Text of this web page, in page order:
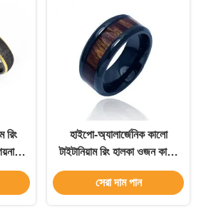
রিং
হাইপো-অ্যালার্জেনিক কালো
টাইটানিয়াম রিং হালকা ওজন কালো
জিরকনিয়াম জুয়েলারী বিবাহের
আংটি
সেরা দাম পান